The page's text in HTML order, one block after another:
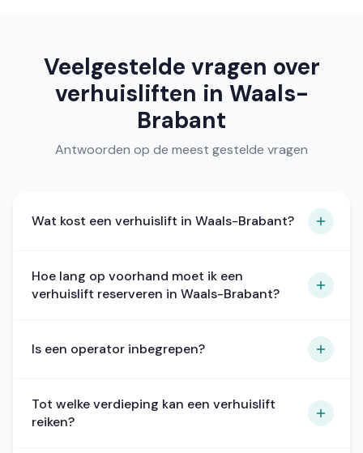
Veelgestelde vragen over
verhuisliften in Waals-
Brabant
Antwoorden op de meest gestelde vragen
Wat kost een verhuislift in Waals-Brabant?
EUR excl. btw voor verdiepingen 1 tot 8. De
exacte prijs hangt af van de verdieping, datum
Hoe lang op voorhand moet ik een
verhuislift reserveren in Waals-Brabant?
In drukke periodes (mei-september, einde
Is een operator inbegrepen?
door een professionele operator. Dit is altijd
inbegrepen in de prijs.
Tot welke verdieping kan een verhuislift
reiken?